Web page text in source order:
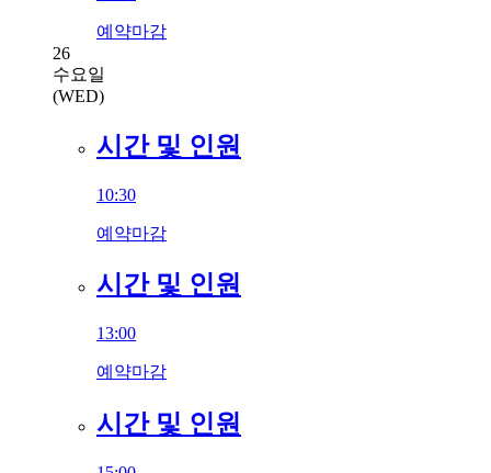
예약마감
26
수요일
(WED)
시간 및 인원
10:30
예약마감
시간 및 인원
13:00
예약마감
시간 및 인원